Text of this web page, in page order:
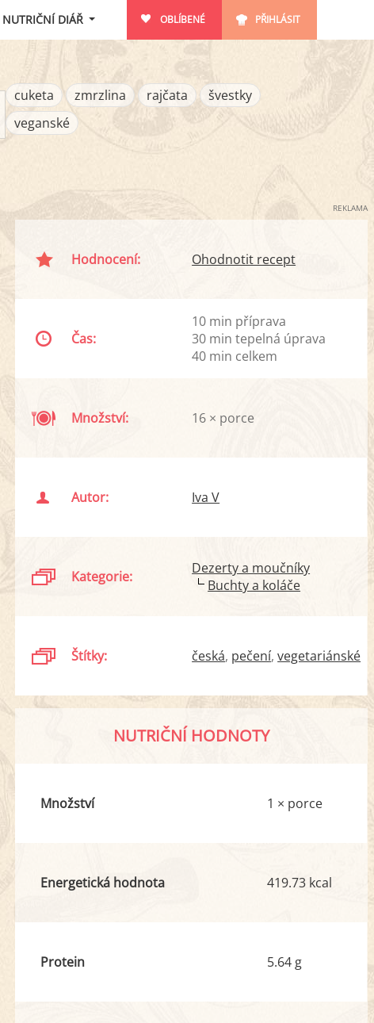
NUTRIČNÍ DIÁŘ OBLÍBENÉ PŘIHLÁSIT
cuketa
zmrzlina rajčata
švestky
veganské
REKLAMA
Hodnocení: Ohodnotit recept
Čas:
10 min příprava
30 min tepelná úprava
40 min celkem
Množství: 16 × porce
Autor: Iva V
Kategorie:
Dezerty a moučníky
Buchty a koláče
Štítky: česká pečení vegetariánské
NUTRIČNÍ HODNOTY
Množství 1 × porce
Energetická hodnota 419.73 kcal
Protein 5.64 g